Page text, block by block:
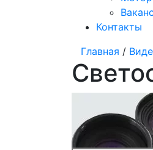
Контакты
Главная /